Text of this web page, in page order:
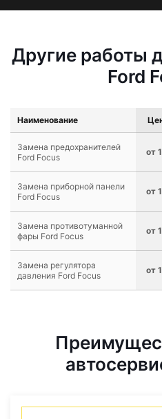
Другие работы
Ford
Наименование
Замена предохранителей
Ford Focus
от
Замена приборной панели
Ford Focus
от
Замена противотуманной
фары Ford Focus
от
Замена регулятора
давления Ford Focus
от